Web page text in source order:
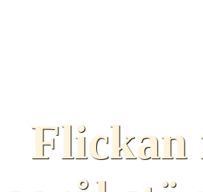
HJÄLPMEDEL
Flickan